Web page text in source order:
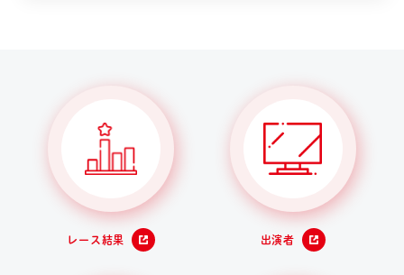
レース結果 出演者